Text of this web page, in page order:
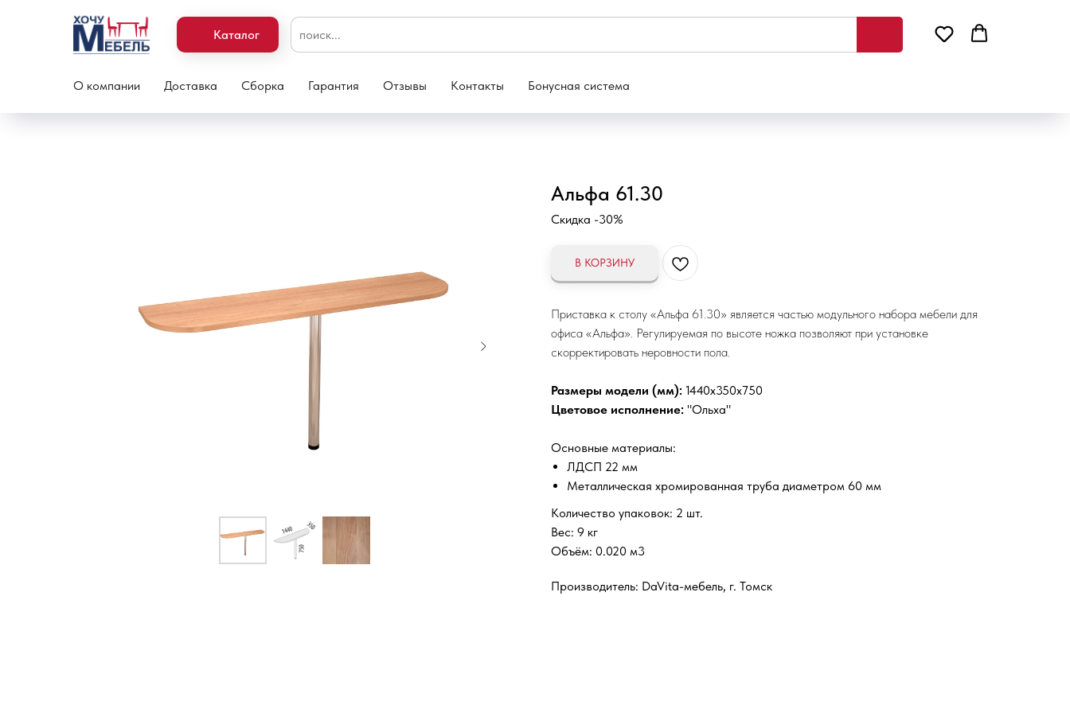
Каталог
О компании Доставка Сборка Гарантия Отзывы Контакты Бонусная система
Альфа 61.30
Скидка -30%
В КОРЗИНУ
Приставка к столу «Альфа 61.30» является частью модульного набора мебели для
офиса «Альфа». Регулируемая по высоте ножка позволяют при установке
скорректировать неровности пола.
Размеры модели (мм): 1440x350x750
Цветовое исполнение: "Ольха"
Основные материалы:
ЛДСП 22 мм
Металлическая хромированная труба диаметром 60 мм
Количество упаковок: 2 шт.
Вес: 9 кг
Объём: 0.020 м3
Производитель: DaVita-мебель, г. Томск